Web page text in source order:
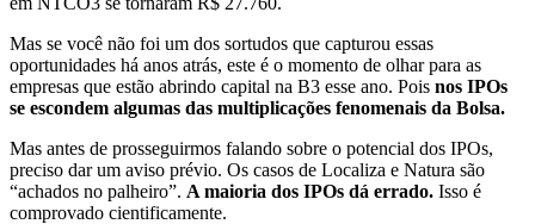
Mas se você não foi um dos sortudos que capturou essas
oportunidades há anos atrás, este é o momento de olhar para as
empresas que estão abrindo capital na B3 esse ano. Pois nos IPOs
se escondem algumas das multiplicações fenomenais da Bolsa.
Mas antes de prosseguirmos falando sobre o potencial dos IPOs,
preciso dar um aviso prévio. Os casos de Localiza e Natura são
“achados no palheiro”. A maioria dos IPOs dá errado. Isso é
comprovado cientificamente.